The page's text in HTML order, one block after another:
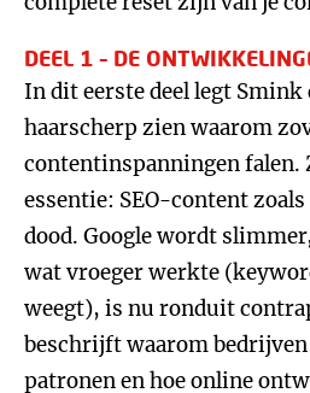
DEEL 1 – DE
In dit eerste deel legt Smink
haarscherp zien waarom
contentinspanningen falen.
essentie: SEO-content
dood. Google wordt
wat vroeger werkte
weegt), is nu ronduit
beschrijft waarom
patronen en hoe online